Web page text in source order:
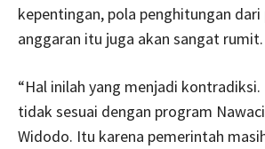
kepentingan, pola penghitungan
anggaran itu juga akan sangat rumit.
“Hal inilah yang menjadi kontradiksi.
tidak sesuai dengan program
Widodo. Itu karena pemerintah